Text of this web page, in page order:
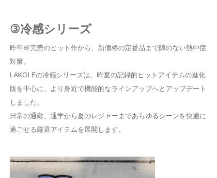
③冷感シリーズ
昨年即完売のヒット作から、新価格の定番品まで隙のない熱中症
対策。
LAKOLEの冷感シリーズは、昨夏の記録的ヒットアイテムの進化
版を中心に、より身近で機能的なラインアップへとアップデート
しました。
日常の通勤、通学から夏のレジャーまであらゆるシーンを快適に
過ごせる厳選アイテムを展開します。